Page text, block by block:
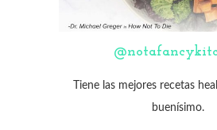
Tiene las mejores recetas
buenísimo.